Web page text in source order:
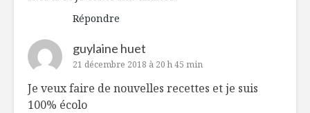
Répondre
guylaine huet
21 décembre 2018 à 20 h 45 min
Je veux faire de nouvelles recettes et je suis
100% écolo